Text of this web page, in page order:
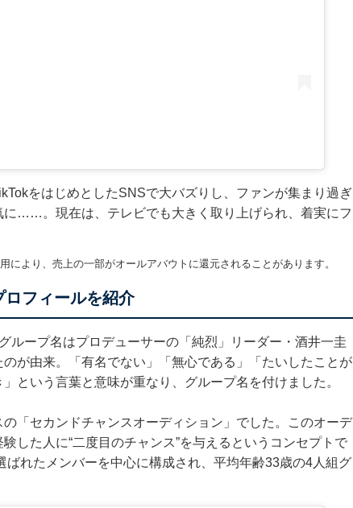
をはじめとしたSNSで大バズりし、ファンが集まり過ぎ
に……。現在は、テレビでも大きく取り上げられ、着実にフ
より、売上の一部がオールアバウトに還元されることがあります。
ロフィールを紹介
ループ名はプロデューサーの「純烈」リーダー・酒井一圭
が由来。「有名でない」「無心である」「たいしたことが
という言葉と意味が重なり、グループ名を付けました。
「セカンドチャンスオーディション」でした。このオーデ
した人に“二度目のチャンス”を与えるというコンセプトで
れたメンバーを中心に構成され、平均年齢33歳の4人組グ